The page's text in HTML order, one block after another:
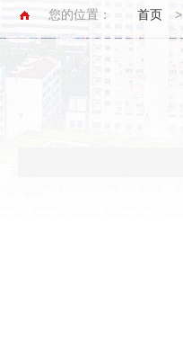
您的位置： 首页 >